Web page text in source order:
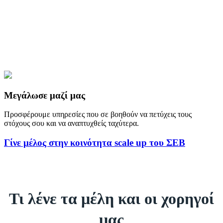
Μεγάλωσε μαζί μας
Προσφέρουμε υπηρεσίες που σε βοηθούν να πετύχεις τους
στόχους σου και να αναπτυχθείς ταχύτερα.
Γίνε μέλος στην κοινότητα scale up του ΣΕΒ
Τι λένε τα μέλη και οι χορηγοί